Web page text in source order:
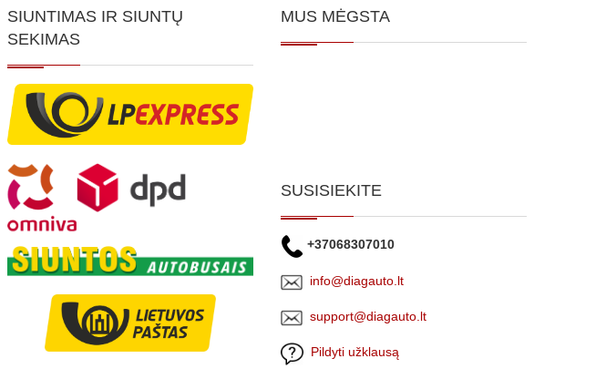
SIUNTIMAS IR SIUNTŲ
SEKIMAS
MUS MĖGSTA
SUSISIEKITE
+37068307010
info@diagauto.lt
support@diagauto.lt
Pildyti užklausą